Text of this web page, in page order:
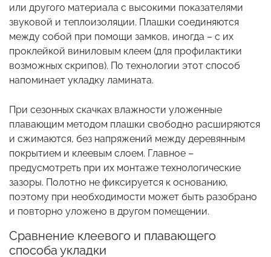
или другого материала с высокими показателями
звуковой и теплоизоляции. Плашки соединяются
между собой при помощи замков, иногда – с их
проклейкой виниловым клеем (для профилактики
возможных скрипов). По технологии этот способ
напоминает укладку ламината.
При сезонных скачках влажности уложенные
плавающим методом плашки свободно расширяются
и сжимаются, без напряжений между деревянным
покрытием и клеевым слоем. Главное –
предусмотреть при их монтаже технологические
зазоры. Полотно не фиксируется к основанию,
поэтому при необходимости может быть разобрано
и повторно уложено в другом помещении.
Сравнение клеевого и плавающего
способа укладки